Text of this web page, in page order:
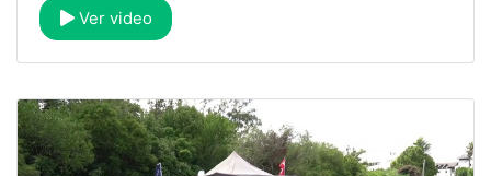
Ver video